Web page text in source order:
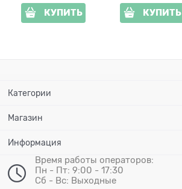
КУПИТЬ КУПИТЬ
Категории
Магазин
Информация
Время работы операторов:
Пн - Пт: 9:00 - 17:30
Сб - Вс: Выходные